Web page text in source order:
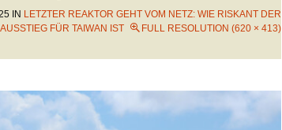
IN LETZTER REAKTOR GEHT VOM NETZ: WIE RISKANT DER
FÜR TAIWAN IST
FULL RESOLUTION (620 × 413)